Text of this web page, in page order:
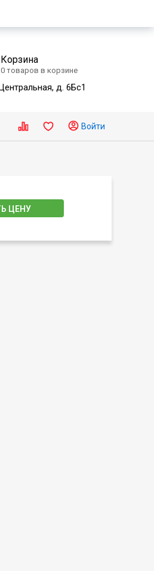
д. 6Бс1
Корзина
0 товаров в корзине
Войти
ЦЕНУ